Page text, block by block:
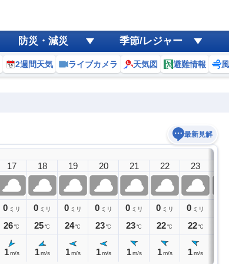
防災・減災 季節/レジャー
2週間天気 ライブカメラ 天気図 避難情報
最新見解
17
0 ミリ
26℃
1 m/s
18
0 ミリ
25℃
1 m/s
19
0 ミリ
24℃
1 m/s
20
0 ミリ
23℃
1 m/s
21
0 ミリ
23℃
1 m/s
22
0 ミリ
22℃
1 m/s
23
0 ミリ
22 ℃
1m/s